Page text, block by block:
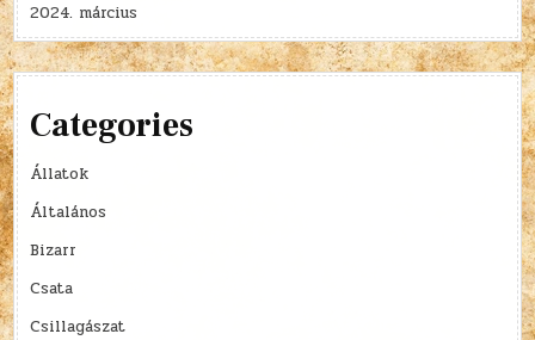
2024. március
Categories
Állatok
Általános
Bizarr
Csata
Csillagászat